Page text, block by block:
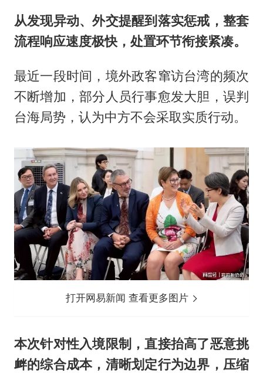
从发现异动、外交提醒到落实惩戒，整套
流程响应速度极快，处置环节衔接紧凑。
最近一段时间，境外政客窜访台湾的频次
不断增加，部分人员行事愈发大胆，误判
台海局势，认为中方不会采取实质行动。
打开网易新闻 查看更多图片
本次针对性入境限制，直接抬高了恶意挑
衅的综合成本，清晰划定行为边界，压缩